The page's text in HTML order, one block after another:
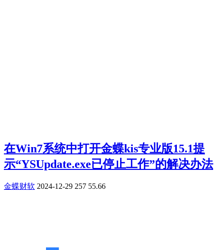
在Win7系统中打开金蝶kis专业版15.1提
示“YSUpdate.exe已停止工作”的解决办法
金蝶财软 2024-12-29 257 55.66